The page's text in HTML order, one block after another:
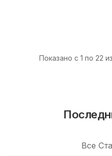
Показано с 1 по 22
Все